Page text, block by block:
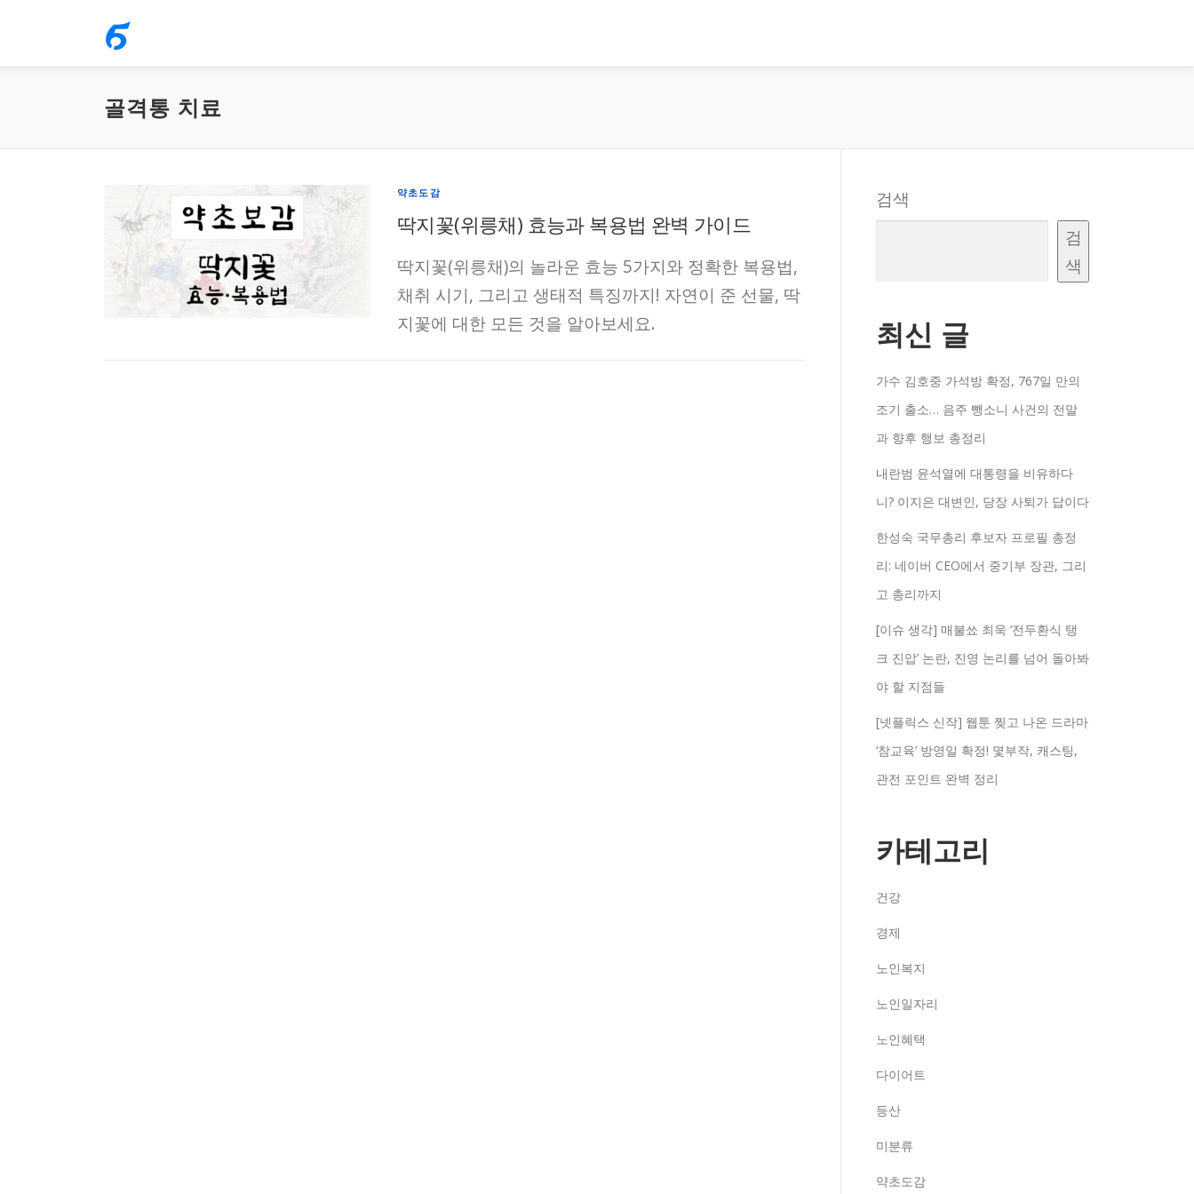
으
골격통 치료
약초도감
딱지꽃(위릉채) 효능과 복용법 완벽 가이드
딱지꽃(위릉채)의 놀라운 효능 5가지와 정확한 복용법,
채취 시기, 그리고 생태적 특징까지! 자연이 준 선물, 딱
지꽃에 대한 모든 것을 알아보세요.
검색
검
색
최신 글
가수 김호중 가석방 확정, 767일 만의
조기 출소… 음주 뺑소니 사건의 전말
과 향후 행보 총정리
내란범 윤석열에 대통령을 비유하다
니? 이지은 대변인, 당장 사퇴가 답이다
한성숙 국무총리 후보자 프로필 총정
리: 네이버 CEO에서 중기부 장관, 그리
고 총리까지
[이슈 생각] 매불쑈 최욱 ‘전두환식 탱
크 진압’ 논란, 진영 논리를 넘어 돌아봐
야 할 지점들
[넷플릭스 신작] 웹툰 찢고 나온 드라마
‘참교육’ 방영일 확정! 몇부작, 캐스팅,
관전 포인트 완벽 정리
카테고리
건강
경제
노인복지
노인일자리
노인혜택
다이어트
등산
미분류
약초도감